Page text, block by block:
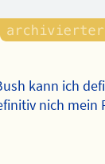
kann ich
nich mein